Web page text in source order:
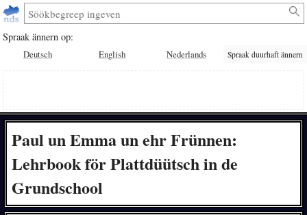
Spraak ännern op:
Deutsch English Nederlands Spraak duurhaft ännern
Paul un Emma un ehr Frünnen:
Lehrbook för Plattdüütsch in de
Grundschool